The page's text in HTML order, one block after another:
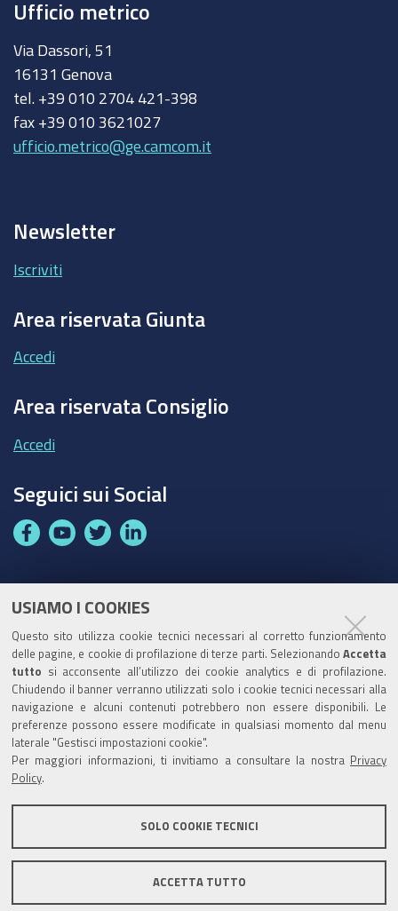
USIAMO I COOKIES
Questo sito utilizza cookie tecnici necessari al corretto funzionamento
delle pagine, e cookie di profilazione di terze parti. Selezionando Accetta
tutto si acconsente all’utilizzo dei cookie analytics e di profilazione.
Chiudendo il banner verranno utilizzati solo i cookie tecnici necessari alla
navigazione e alcuni contenuti potrebbero non essere disponibili. Le
preferenze possono essere modificate in qualsiasi momento dal menu
laterale "Gestisci impostazioni cookie".
Per maggiori informazioni, ti invitiamo a consultare la nostra
Privacy
Policy
SOLO COOKIE TECNICI
ACCETTA TUTTO
Ufficio metrico
Via Dassori, 51
16131 Genova
tel. +39 010 2704 421-398
fax +39 010 3621027
ufficio.metrico@ge.camcom.it
Newsletter
Iscriviti
Area riservata Giunta
Accedi
Area riservata Consiglio
Accedi
Seguici sui Social
F
e
o
o
k
Y
t
b
e
T
t
e
r
L
k
d
I
n
Codice Univoco Ufficio:UF1SDE
I soggetti privati potranno effettuare i pagamenti
tramite PagoPA con Modalità diretta o con Avviso di
pagamento al seguente linkPaga con PagoPA
Codice IBAN per le pubbliche amministrazioni
Banca D’Italia: IT96Z0100004306TU0000007079